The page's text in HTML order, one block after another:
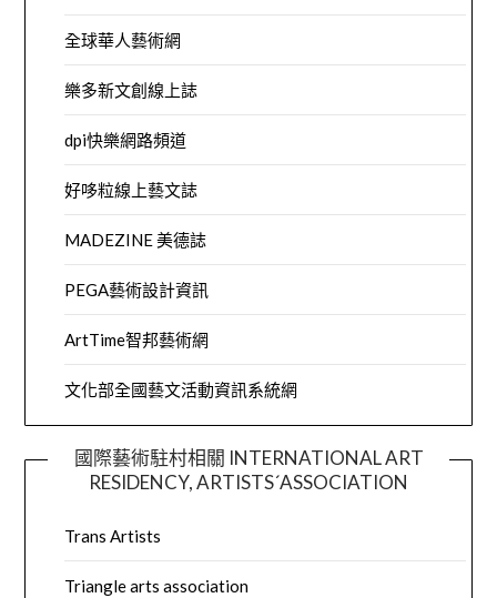
全球華人藝術網
樂多新文創線上誌
dpi快樂網路頻道
好哆粒線上藝文誌
MADEZINE 美德誌
PEGA藝術設計資訊
ArtTime智邦藝術網
文化部全國藝文活動資訊系統網
國際藝術駐村相關 INTERNATIONAL ART
RESIDENCY, ARTISTS´ASSOCIATION
Trans Artists
Triangle arts association